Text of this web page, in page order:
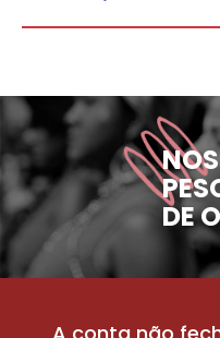
DE
A conta não